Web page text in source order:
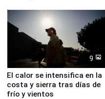
9
El calor se intensifica en la
costa y sierra tras días de
frío y vientos